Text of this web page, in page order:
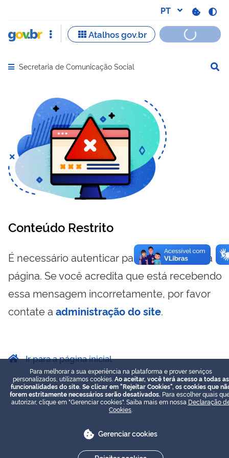
Abrir menu principal de navegação
Secretaria de Comunicação Social
Conteúdo Restrito
É necessário autenticar para visualizar essa
página. Se você acredita que está recebendo
essa mensagem incorretamente, por favor
contate a administração do site.
Ir para a página inicial
Para melhorar a sua experiência na plataforma e prover serviços
personalizados, utilizamos cookies. Ao aceitar, você terá acesso a todas as
funcionalidades do site. Se clicar em "Rejeitar Cookies", os cookies que
forem estritamente necessários serão desativados. Para escolher quais
autorizar, clique em "Gerenciar cookies". Saiba mais em nossa Declaração
Cookies
Gerenciar cookies